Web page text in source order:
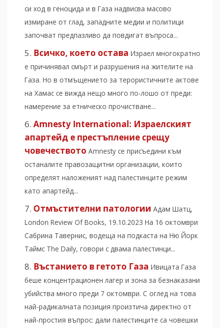
си ход в геноцида и в Газа надвисва масово
измиране от глад, западните медии и политици
започват предпазливо да повдигат въпроса...
Всичко, което остава Израел многократно
е причинявал смърт и разрушения на жителите на
Газа. Но в отмъщението за терористичните актове
на Хамас се вижда нещо много по-лошо от преди:
намерение за етническо прочистване...
Amnesty International: Израелският
апартейд е престъпление срещу
човечеството Amnesty се присъедини към
останалите правозащитни организации, които
определят наложеният над палестинците режим
като апартейд...
Отмъстителни патологии Адам Шатц,
London Review Of Books, 19.10.2023 На 16 октомври
Сабрина Тавернис, водеща на подкаста на Ню Йорк
Таймс The Daily, говори с двама палестинци...
Въстанието в гетото Газа Ивицата Газа
беше концентрационен лагер и зона за безнаказани
убийства много преди 7 октомври. С оглед на това
най-радикалната позиция произтича директно от
най-простия въпрос: дали палестинците са човешки